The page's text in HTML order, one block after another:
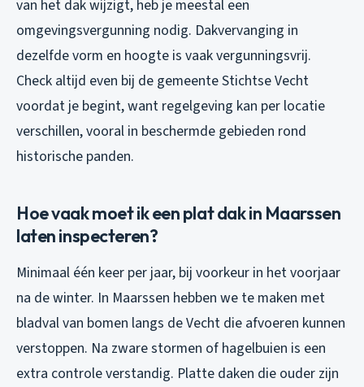
van het dak wijzigt, heb je meestal een
omgevingsvergunning nodig. Dakvervanging in
dezelfde vorm en hoogte is vaak vergunningsvrij.
Check altijd even bij de gemeente Stichtse Vecht
voordat je begint, want regelgeving kan per locatie
verschillen, vooral in beschermde gebieden rond
historische panden.
Hoe vaak moet ik een plat dak in Maarssen
laten inspecteren?
Minimaal één keer per jaar, bij voorkeur in het voorjaar
na de winter. In Maarssen hebben we te maken met
bladval van bomen langs de Vecht die afvoeren kunnen
verstoppen. Na zware stormen of hagelbuien is een
extra controle verstandig. Platte daken die ouder zijn